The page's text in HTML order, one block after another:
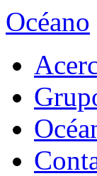
Océano